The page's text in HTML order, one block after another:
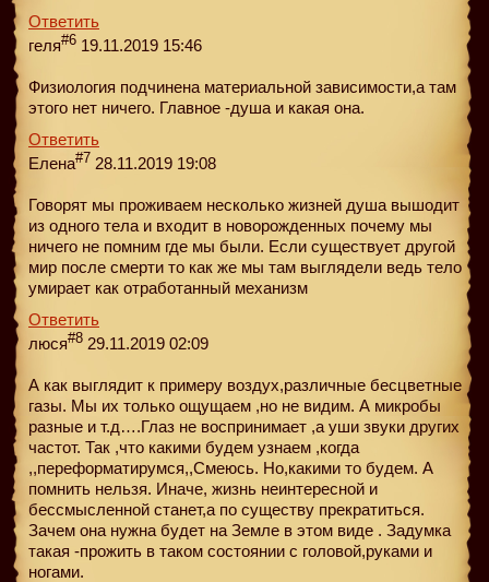
Ответить
геля#6 19.11.2019 15:46
Физиология подчинена материальной зависимости,а там
этого нет ничего. Главное -душа и какая она.
Ответить
Елена#7 28.11.2019 19:08
Говорят мы проживаем несколько жизней душа вышодит
из одного тела и входит в новорожденных почему мы
ничего не помним где мы были. Если существует другой
мир после смерти то как же мы там выглядели ведь тело
умирает как отработанный механизм
Ответить
люся#8 29.11.2019 02:09
А как выглядит к примеру воздух,различные бесцветные
газы. Мы их только ощущаем ,но не видим. А микробы
разные и т.д….Глаз не воспринимает ,а уши звуки других
частот. Так ,что какими будем узнаем ,когда
,,переформатирумся,,Смеюсь. Но,какими то будем. А
помнить нельзя. Иначе, жизнь неинтересной и
бессмысленной станет,а по существу прекратиться.
Зачем она нужна будет на Земле в этом виде . Задумка
такая -прожить в таком состоянии с головой,руками и
ногами.